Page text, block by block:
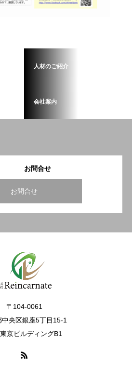
人材のご紹介
会社案内
お問合せ
お問合せ
〒104-0061
中央区銀座5丁目15-1
京ビルディングB1